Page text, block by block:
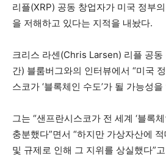
리플(XRP) 공동 창업자가 미국 정부
을 저해하고 있다는 지적을 내놨다.
크리스 라센(Chris Larsen) 리플 공동
간) 블룸버그와의 인터뷰에서 “미국
스코가 ‘블록체인 수도’가 될 가능성
그는 “샌프란시스코가 전 세계 ‘블록
충분했다”면서 “하지만 가상자산에
및 규제로 인해 그 지위를 상실했다”